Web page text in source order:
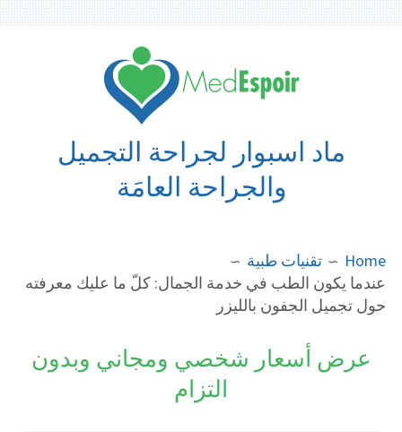
ماد اسبوار لجراحة التجميل
والجراحة العامَة
Home
تقنيات طبية
عندما يكون الطب في خدمة الجمال: كلّ ما عليك معرفته
حول تجميل الجفون بالليزر
عرض أسعار شخصي ومجاني وبدون
التزام